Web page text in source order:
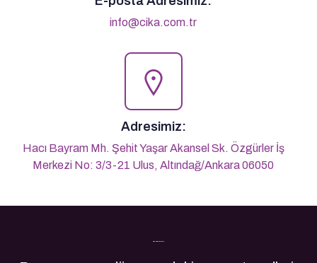
info@cika.com.tr
Adresimiz:
Hacı Bayram Mh. Şehit Yaşar Akansel Sk. Özgürler İş
Merkezi No: 3/3-21 Ulus, Altındağ/Ankara 06050
Son Yazılarımız